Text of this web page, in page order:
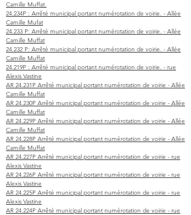
Camille Muffat.
24.234P : Arrêté municipal portant numérotation de voirie. - Allée
Camille Mufat
24.233 P: Arrêté municipal portant numérotation de voirie. - Allée
Camille Muffat
24.232 P: Arrêté municipal portant numérotation de voirie. - Allée
Camille Muffat
24.219P : Arrêté municipal portant numérotation de voirie. - rue
Alexis Vastine
AR 24.231P Arrêté municipal portant numérotation de voirie - Allée
Camille Muffat
AR 24.230P Arrêté municipal portant numérotation de voirie - Allée
Camille Muffat
AR 24.229P Arrêté municipal portant numérotation de voirie - Allée
Camille Muffat
AR 24.228P Arrêté municipal portant numérotation de voirie - Allée
Camille Muffat
AR 24.227P Arrêté municipal portant numérotation de voirie - rue
Alexis Vastine
AR 24.226P Arrêté municipal portant numérotation de voirie - rue
Alexis Vastine
AR 24.225P Arrêté municipal portant numérotation de voirie - rue
Alexis Vastine
AR 24.224P Arrêté municipal portant numérotation de voirie - rue